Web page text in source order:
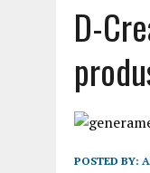
D-
POSTED BY: